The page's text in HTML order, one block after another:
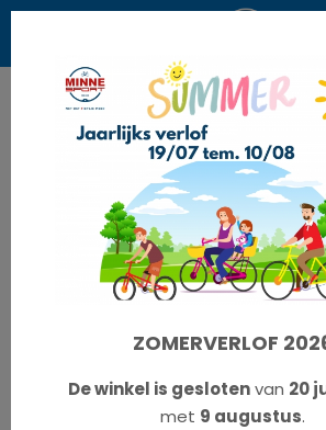
Privacy
TOELICHTING
Deze Privacy Policy is gebaseerd op
Algemene Verordening
bevat de rechten en plichten van
persoonsgegevens zij verwerkt
context van online verkoop en
en diensten.
ZOMERVERLOF
De winkel is geslotenvan 20
met 9 augustus.